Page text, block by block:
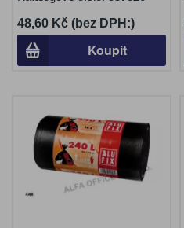
48,60 Kč (bez DPH:)
Koupit